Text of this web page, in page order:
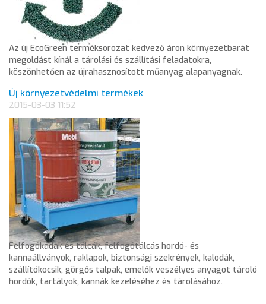
Az új EcoGreen terméksorozat kedvező áron környezetbarát
megoldást kínál a tárolási és szállítási feladatokra,
köszönhetően az újrahasznosított műanyag alapanyagnak.
Új környezetvédelmi termékek
2015-03-03 11:52
Felfogókádak és tálcák, felfogótálcás hordó- és
kannaállványok, raklapok, biztonsági szekrények, kalodák,
szállítókocsik, görgős talpak, emelők veszélyes anyagot tároló
hordók, tartályok, kannák kezeléséhez és tárolásához.